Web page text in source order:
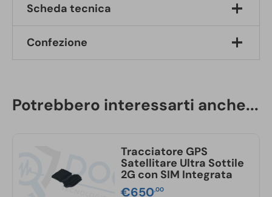
Scheda tecnica
Dimensioni:
50mA @12V in uso
5mA in standby
4G Cat1:
FDD (B1/B3/B5/B8), TDD
(B34/38/39/40/41)
Confezione
1 Relè con copertura
Potrebbero interessarti anche...
Tracciatore GPS
Satellitare Ultra Sottile
2G con SIM Integrata
€650,00